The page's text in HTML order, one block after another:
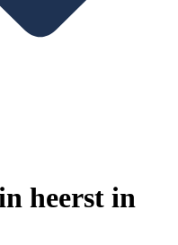
heerst in